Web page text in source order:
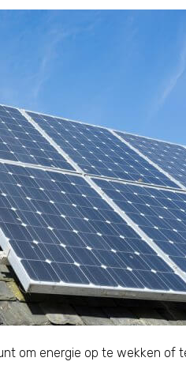
om energie op te wekken of